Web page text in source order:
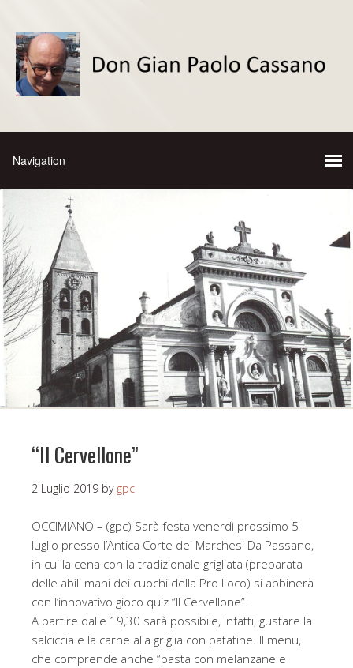
“Il Cervellone”
2 Luglio 2019 by gpc
OCCIMIANO – (gpc) Sarà festa venerdì prossimo 5
luglio presso l’Antica Corte dei Marchesi Da Passano,
in cui la cena con la tradizionale grigliata (preparata
delle abili mani dei cuochi della Pro Loco) si abbinerà
con l’innovativo gioco quiz “Il Cervellone”.
A partire dalle 19,30 sarà possibile, infatti, gustare la
salciccia e la carne alla griglia con patatine. Il menu,
che comprende anche “pasta con melanzane e